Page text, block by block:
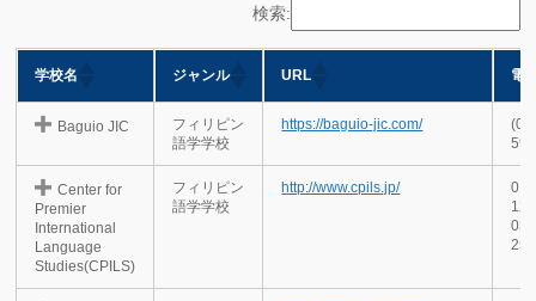
検索:
学校名 ジャンル URL 電
Baguio JIC
フィリピン
語学学校
https://baguio-jic.com/
Center for
Premier
International
Language
Studies(CPILS)
フィリピン
語学学校
http://www.cpils.jp/
121
03-